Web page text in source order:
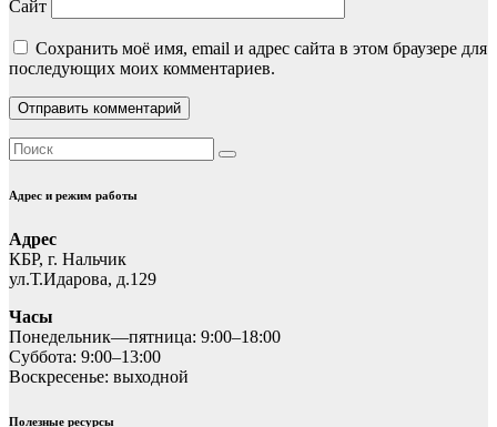
Сайт
Сохранить моё имя, email и адрес сайта в этом браузере для
последующих моих комментариев.
Адрес и режим работы
Адрес
КБР, г. Нальчик
ул.Т.Идарова, д.129
Часы
Понедельник—пятница: 9:00–18:00
Суббота: 9:00–13:00
Воскресенье: выходной
Полезные ресурсы